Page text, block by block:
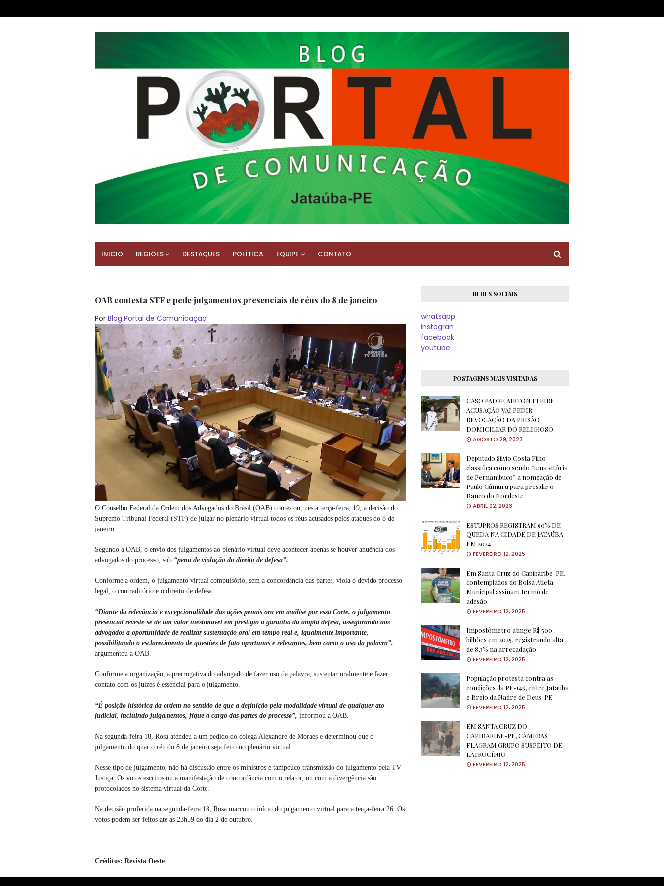
INICIO REGIÕES DESTAQUES POLÍTICA EQUIPE CONTATO
OAB contesta STF e pede julgamentos presenciais de réus do 8 de janeiro
Por Blog Portal de Comunicação
O Conselho Federal da Ordem dos Advogados do Brasil (OAB) contestou, nesta terça-feira, 19, a decisão do
Supremo Tribunal Federal (STF) de julgar no plenário virtual todos os réus acusados pelos ataques do 8 de
janeiro.
Segundo a OAB, o envio dos julgamentos ao plenário virtual deve acontecer apenas se houver anuência dos
advogados do processo, sob “pena de violação do direito de defesa”.
Conforme a ordem, o julgamento virtual compulsório, sem a concordância das partes, viola o devido processo
legal, o contraditório e o direito de defesa.
“Diante da relevância e excepcionalidade das ações penais ora em análise por essa Corte, o julgamento
presencial reveste-se de um valor inestimável em prestígio à garantia da ampla defesa, assegurando aos
advogados a oportunidade de realizar sustentação oral em tempo real e, igualmente importante,
possibilitando o esclarecimento de questões de fato oportunas e relevantes, bem como o uso da palavra”,
argumentou a OAB.
Conforme a organização, a prerrogativa do advogado de fazer uso da palavra, sustentar oralmente e fazer
contato com os juízes é essencial para o julgamento.
“É posição histórica da ordem no sentido de que a definição pela modalidade virtual de qualquer ato
judicial, incluindo julgamentos, fique a cargo das partes do processo”, informou a OAB.
Na segunda-feira 18, Rosa atendeu a um pedido do colega Alexandre de Moraes e determinou que o
julgamento do quarto réu do 8 de janeiro seja feito no plenário virtual.
Nesse tipo de julgamento, não há discussão entre os ministros e tampouco transmissão do julgamento pela TV
Justiça. Os votos escritos ou a manifestação de concordância com o relator, ou com a divergência são
protocolados no sistema virtual da Corte.
Na decisão proferida na segunda-feira 18, Rosa marcou o início do julgamento virtual para a terça-feira 26. Os
votos podem ser feitos até as 23h59 do dia 2 de outubro.
Créditos: Revista Oeste
REDES SOCIAIS
whatsapp
instagran
facebook
youtube
POSTAGENS MAIS VISITADAS
CASO PADRE AIRTON FREIRE:
ACUSAÇÃO VAI PEDIR
REVOGAÇÃO DA PRISÃO
DOMICILIAR DO RELIGIOSO
AGOSTO 29, 2023
Deputado Silvio Costa Filho
classifica como sendo “uma vitória
de Pernambuco” a nomeação de
Paulo Câmara para presidir o
Banco do Nordeste
ABRIL 02, 2023
ESTUPROS REGISTRAM 90% DE
QUEDA NA CIDADE DE JATAÚBA
EM 2024
FEVEREIRO 12, 2025
Em Santa Cruz do Capibaribe-PE,
contemplados do Bolsa Atleta
Municipal assinam termo de
adesão
FEVEREIRO 12, 2025
Impostômetro atinge R$ 500
bilhões em 2025, registrando alta
de 8,3% na arrecadação
FEVEREIRO 12, 2025
População protesta contra as
condições da PE-145, entre Jataúba
e Brejo da Nadre de Deus-PE
FEVEREIRO 12, 2025
EM SANTA CRUZ DO
CAPIBARIBE-PE, CÂMERAS
FLAGRAM GRUPO SUSPEITO DE
LATROCÍNIO
FEVEREIRO 12, 2025